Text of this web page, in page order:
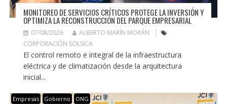
MONITOREO DE SERVICIOS CRÍTICOS PROTEGE LA INVERSIÓN Y
OPTIMIZA LA RECONSTRUCCIÓN DEL PARQUE EMPRESARIAL
07/08/2026
ALBERTO MARÍN MORÁN
CORPORACIÓN SOLSICA
El control remoto e integral de la infraestructura
eléctrica y de climatización desde la arquitectura
inicial...
Empresas Gobierno ONG